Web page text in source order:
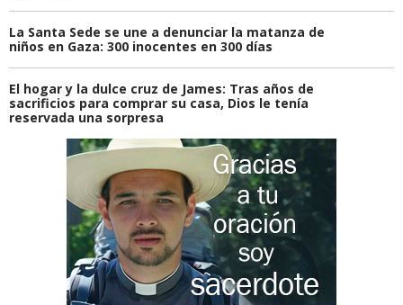
La Santa Sede se une a denunciar la matanza de
niños en Gaza: 300 inocentes en 300 días
El hogar y la dulce cruz de James: Tras años de
sacrificios para comprar su casa, Dios le tenía
reservada una sorpresa